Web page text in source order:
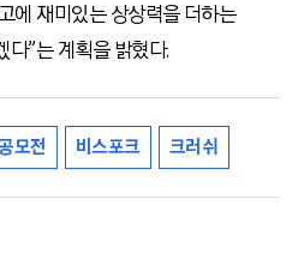
에 재미있는 상상력을 더하는
다”는 계획을 밝혔다.
모전 비스포크 크러쉬